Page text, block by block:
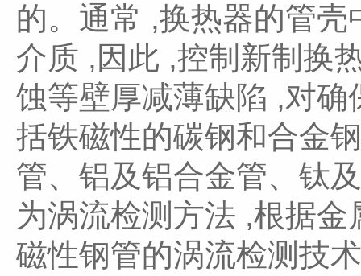
的。通常 ,换热器的管
介质 ,因此 ,控制新制换
蚀等壁厚减薄缺陷 ,对
括铁磁性的碳钢和合金
管、铝及铝合金管、钛
为涡流检测方法 ,根据
磁性钢管的涡流检测技